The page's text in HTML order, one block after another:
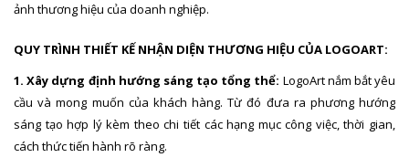
ảnh thương hiệu của doanh nghiệp.
QUY TRÌNH THIẾT KẾ NHẬN DIỆN THƯƠNG HIỆU CỦA LOGOART:
1. Xây dựng định hướng sáng tạo tổng thể: LogoArt nắm bắt yêu
cầu và mong muốn của khách hàng. Từ đó đưa ra phương hướng
sáng tạo hợp lý kèm theo chi tiết các hạng mục công việc, thời gian,
cách thức tiến hành rõ ràng.